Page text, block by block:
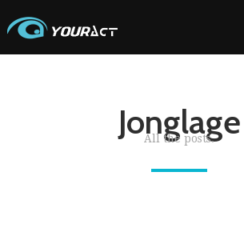
Jonglage
All the posts.